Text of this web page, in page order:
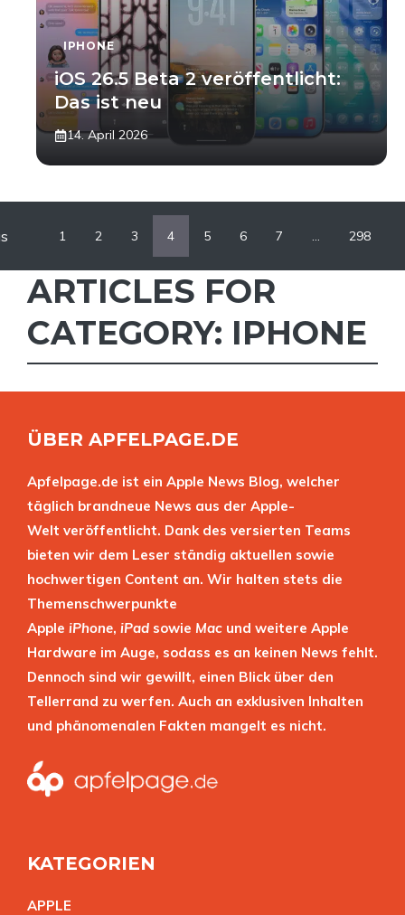
IPHONE
iOS 26.5 Beta 2 veröffentlicht:
Das ist neu
14. April 2026
1 2 3 4 5 6 7 … 298
ARTICLES FOR
CATEGORY: IPHONE
ÜBER APFELPAGE.DE
Apfelpage.de ist ein Apple News Blog, welcher
täglich brandneue News aus der Apple-
Welt veröffentlicht. Dank des versierten Teams
bieten wir dem Leser ständig aktuellen sowie
hochwertigen Content an. Wir halten stets die
Themenschwerpunkte
Apple iPhone, iPad sowie Mac und weitere Apple
Hardware im Auge, sodass es an keinen News fehlt.
Dennoch sind wir gewillt, einen Blick über den
Tellerrand zu werfen. Auch an exklusiven Inhalten
und phänomenalen Fakten mangelt es nicht.
KATEGORIEN
APPLE